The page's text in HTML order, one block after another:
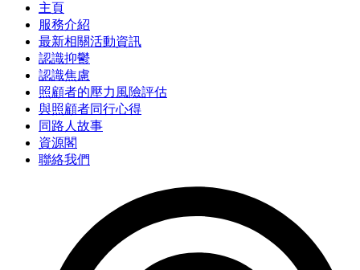
主頁
服務介紹
最新相關活動資訊
認識抑鬱
認識焦慮
照顧者的壓力風險評估
與照顧者同行心得
同路人故事
資源閣
聯絡我們